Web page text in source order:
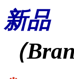
新品
（